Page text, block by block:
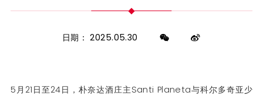
日期： 2025.05.30
5月21日至24日，朴奈达酒庄主Santi Planeta与科尔多奇亚少